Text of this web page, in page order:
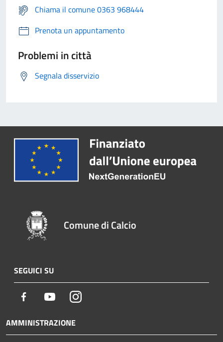
Chiama il comune 0363 968444
Prenota un appuntamento
Problemi in città
Segnala disservizio
Comune di Calcio
SEGUICI SU
Facebook YoutubeInstagram
AMMINISTRAZIONE